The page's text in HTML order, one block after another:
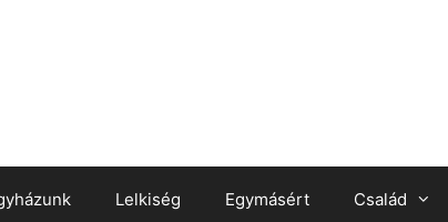
Lelkiség Egymásért Család